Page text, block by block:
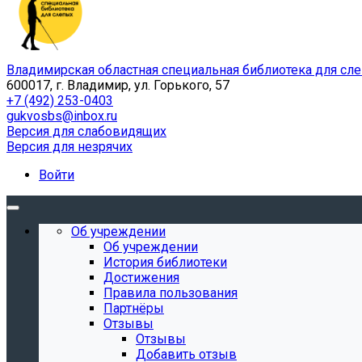
Владимирская областная специальная библиотека для
600017, г. Владимир, ул. Горького, 57
+7 (492) 253-0403
gukvosbs@inbox.ru
Версия для слабовидящих
Версия для незрячих
Войти
Об учреждении
Об учреждении
История библиотеки
Достижения
Правила пользования
Партнёры
Отзывы
Отзывы
Добавить отзыв